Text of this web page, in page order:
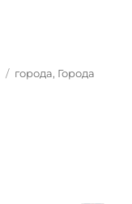
Tags
города, Города